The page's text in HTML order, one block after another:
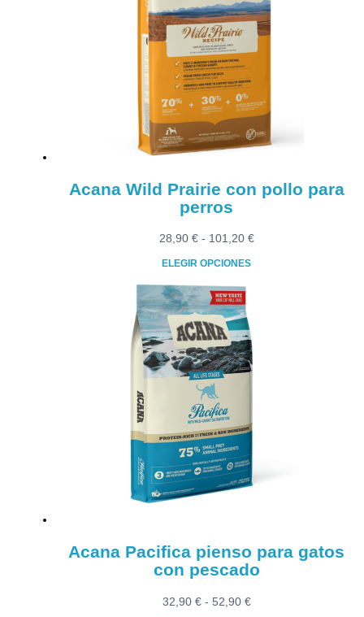
Las
opciones
se
pueden
elegir
en
la
página
Acana Wild Prairie con pollo para
perros
28,90 € - 101,20 €Rango
ELEGIR OPCIONES
Este
producto
tiene
múltiples
variantes.
Las
opciones
se
pueden
elegir
en
Acana Pacifica pienso para gatos
con pescado
32,90 € - 52,90 €Rango